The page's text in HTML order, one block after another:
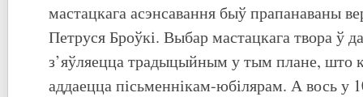
мастацкага асэнсавання быў прапанаваны
Петруся Броўкі. Выбар мастацкага твора ў
з’яўляецца традыцыйным у тым плане, што
аддаецца пісьменнікам-юбілярам. А вось у